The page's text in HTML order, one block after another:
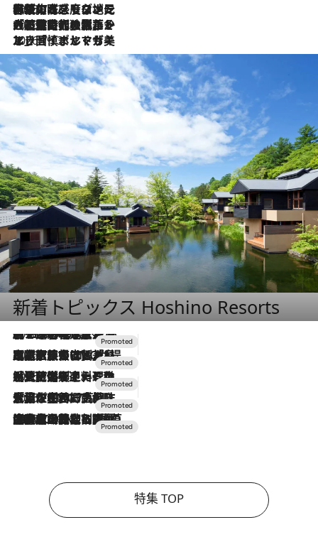
2026.7.22
伝統の味をモダンに昇華。高感度な地元客が集う、リスボンの最旬ガストロノミー
2026.7.21
大航海時代の栄華から、震災、独裁、そして革命へ。ポルトガル・首都リスボンの石畳に刻まれた「歴史の光と影」
2026.7.13
エッセイ・ヤマザキマリ「慎ましくも美しき国 ポルトガル」
新着トピックス Hoshino Resorts
2026.8.7
【トンボの足水浴】ヒノキの香りに包まれて涼感マックス！約13℃の湧水かけ流しを避暑地「星野温泉 トンボの湯」で体験
2026.7.31
【ホテル帰省】という選択肢をOMOが提案。家族とほどよい距離を保つには「昼は実家、夜は気兼ねなくホテルで！」
2026.7.24
【夏限定ディナーコース】旬を迎える稚鮎や花ズッキーニなどをイタリア・トスカーナの郷土料理の手法で満喫！
2026.7.17
「土佐和ハーブかき氷」がOMO7高知に登場！生姜、山椒、大葉など目にも舌にも涼を呼ぶ郷土の味
2026.7.10
NEW OPEN！【界 草津】名湯の地に誕生。趣の異なる2種の温泉と上州ならではの会席・蕎麦割烹など美食を味わう究極の癒やし旅
特集 TOP